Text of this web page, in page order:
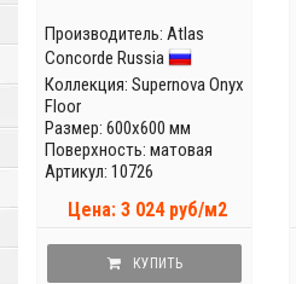
Производитель: Atlas
Concorde Russia
Коллекция: Supernova Onyx
Floor
Размер: 600x600 мм
Поверхность: матовая
Артикул: 10726
Цена: 3 024 руб/м2
КУПИТЬ